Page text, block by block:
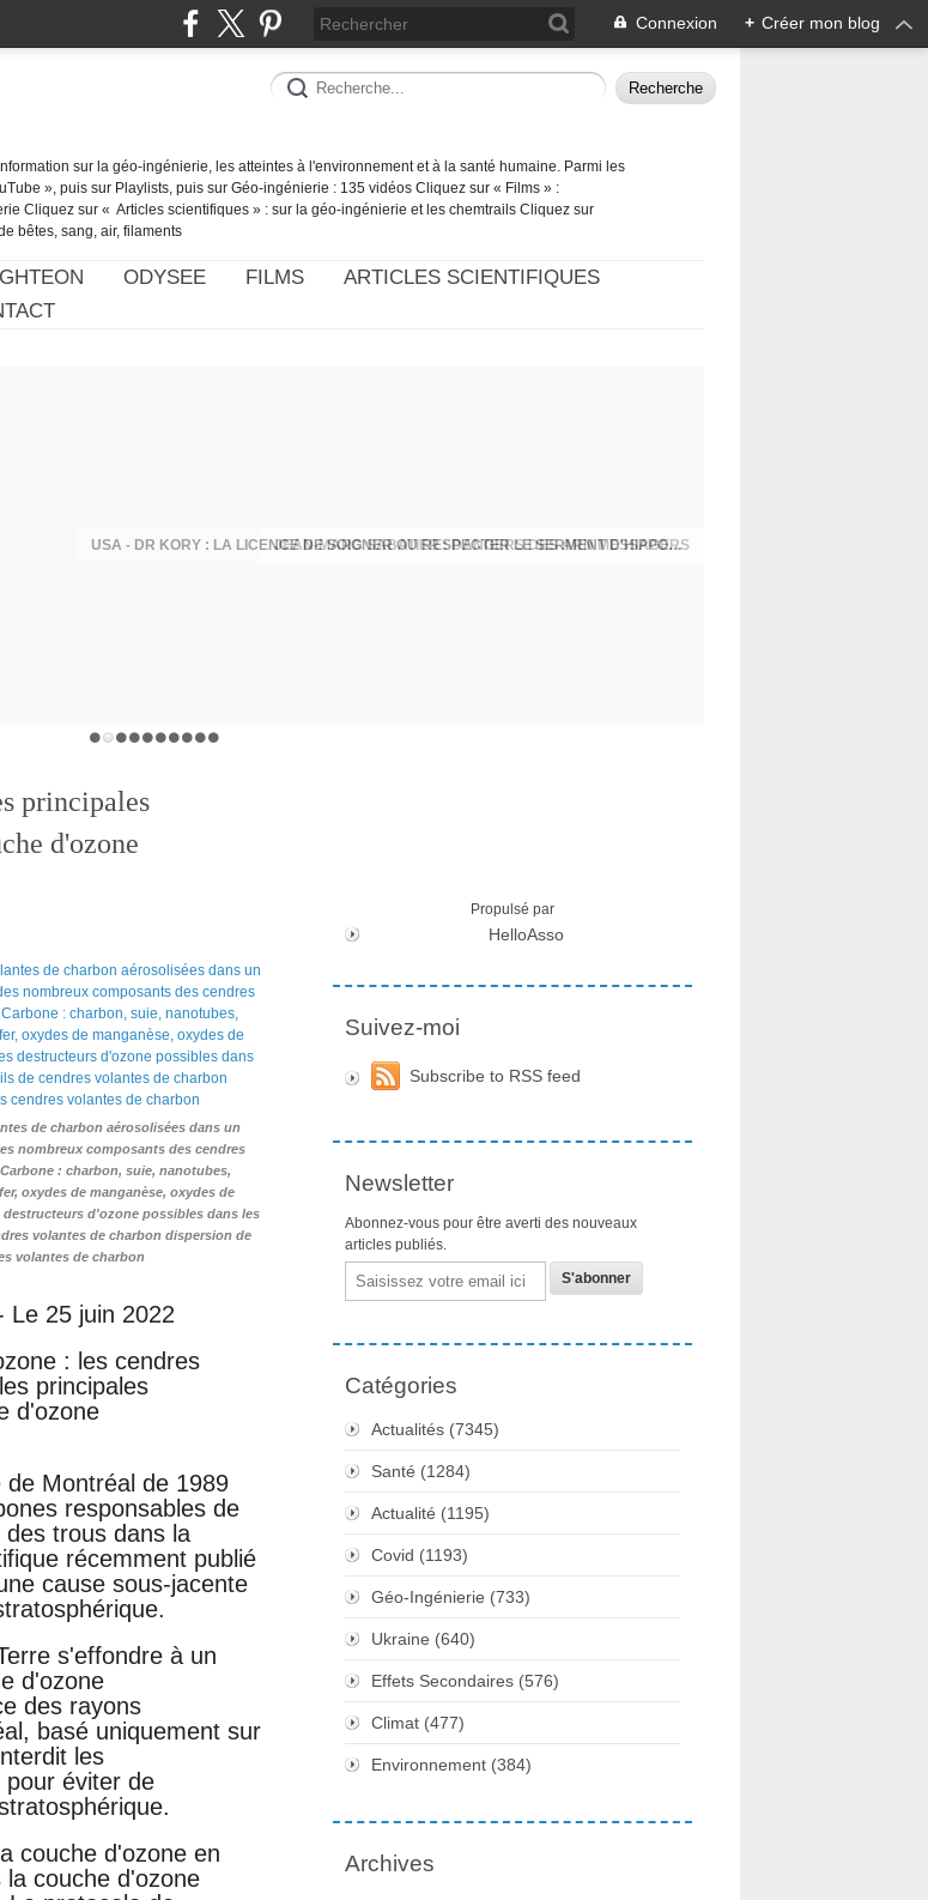
Connexion + Créer mon blog
sur la géo-ingénierie, les atteintes à l'environnement et à la santé humaine. Parmi les
», puis sur Playlists, puis sur Géo-ingénierie : 135 vidéos Cliquez sur « Films » :
Cliquez sur « Articles scientifiques » : sur la géo-ingénierie et les chemtrails Cliquez sur
bêtes, sang, air, filaments
ODYSEE FILMS
ARTICLES SCIENTIFIQUES
USA - DR KORY : LA LICENCE DE SOIGNER OU RESPECTER LE SERMENT D'HIPPOCRATE CONTRE VENTS ET MARÉES
principales
d'ozone
de charbon aérosolisées dans un
nombreux composants des cendres
: charbon, suie, nanotubes,
oxydes de manganèse, oxydes de
d'ozone possibles dans les
volantes de charbon dispersion de
volantes de charbon
Le 25 juin 2022
: les cendres
principales
d'ozone
Montréal de 1989
responsables de
trous dans la
récemment publié
cause sous-jacente
s'effondre à un
d'ozone
des rayons
basé uniquement sur
les
éviter de
couche d'ozone en
couche d'ozone
Propulsé par
HelloAsso
Suivez-moi
Subscribe to RSS feed
Newsletter
Abonnez-vous pour être averti des nouveaux
articles publiés.
Email
Catégories
Actualités (7345)
Santé (1284)
Actualité (1195)
Covid (1193)
Géo-Ingénierie (733)
Ukraine (640)
Effets Secondaires (576)
Climat (477)
Environnement (384)
Archives